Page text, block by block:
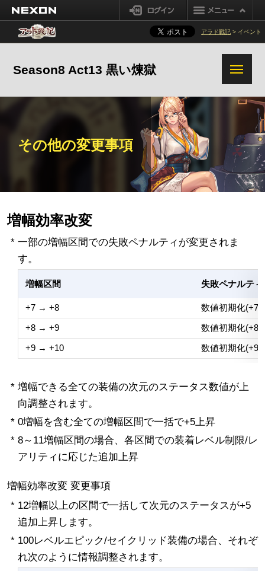
ログイン
アラド戦記 > イベント
Season8 Act13 黒い煉獄
その他の変更事項
増幅効率改変
* 一部の増幅区間での失敗ペナルティが変更されま
す。
増幅区間 失敗ペナルテ
+7 → +8 数値初期化(+7
+8 → +9 数値初期化(+8
+9 → +10 数値初期化(+9
* 増幅できる全ての装備の次元のステータス数値が上
向調整されます。
* 0増幅を含む全ての増幅区間で一括で+5上昇
* 8～11増幅区間の場合、各区間での装着レベル制限/レ
アリティに応じた追加上昇
増幅効率改変 変更事項
* 12増幅以上の区間で一括して次元のステータスが+5
追加上昇します。
* 100レベルエピック/セイクリッド装備の場合、それぞ
れ次のように情報調整されます。